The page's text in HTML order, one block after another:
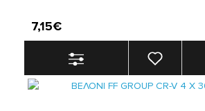
7,15€